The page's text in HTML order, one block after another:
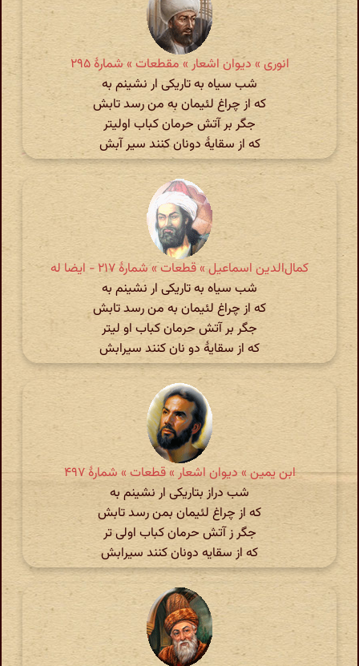
انوری » دیوان اشعار » مقطعات » شمارهٔ ۲۹۵
شب سیاه به تاریکی ار نشینم به
که از چراغ لئیمان به من رسد تابش
جگر بر آتش حرمان کباب اولیتر
که از سقایهٔ دونان کنند سیر آبش
کمال‌الدین اسماعیل » قطعات » شمارهٔ ۲۱۷ - ایضا له
شب سیاه به تاریکی ار نشینم به
که از چراغ لئیمان به من رسد تابش
جگر بر آتش حرمان کباب او لیتر
که از سقایۀ دو نان کنند سیرابش
ابن یمین » دیوان اشعار » قطعات » شمارهٔ ۴٩٧
شب دراز بتاریکی ار نشینم به
که از چراغ لئیمان بمن رسد تابش
جگر ز آتش حرمان کباب اولی تر
که از سقایه دونان کنند سیرابش